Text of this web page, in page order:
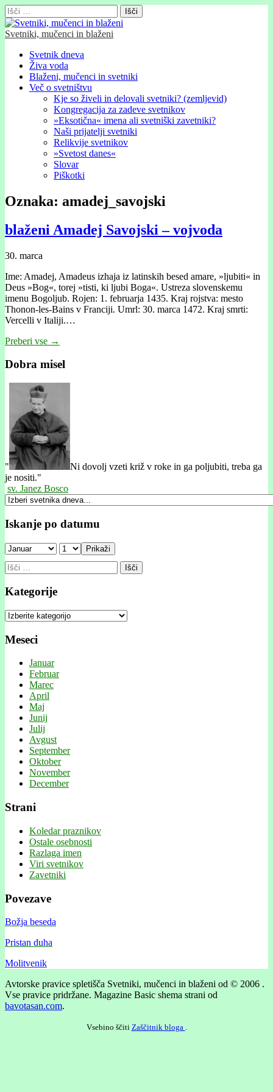
Išči:
Svetniki, mučenci in blaženi
Glavni
meni
Skip
content
Svetnik dneva
Živa voda
Blaženi, mučenci in svetniki
Več o svetništvu
Kje so živeli in delovali svetniki? (zemljevid)
Kongregacija za zadeve svetnikov
»Eksotična« imena ali svetniški zavetniki?
Naši prijatelji svetniki
Relikvije svetnikov
»Svetost danes«
Slovar
Piškotki
Oznaka: amadej_savojski
blaženi Amadej Savojski – vojvoda
30. marca
Ime: Amadej, Amadeus izhaja iz latinskih besed amare, »ljubiti« in
Deus »Bog«, torej »tisti, ki ljubi Boga«. Ustreza slovenskemu
imenu Bogoljub. Rojen: 1. februarja 1435. Kraj rojstva: mesto
Thonon-les-Bains v Franciji. Umrl: 30. marca 1472. Kraj smrti:
Vercelli v Italiji.…
Preberi vse →
Dobra misel
"
Ni dovolj vzeti križ v roke in ga poljubiti, treba ga
je nositi."
sv. Janez Bosco
Iskanje po datumu
Prikaži
Išči:
Kategorije
Kategorije
Meseci
Januar
Februar
Marec
April
Maj
Junij
Julij
Avgust
September
Oktober
November
December
Strani
Koledar praznikov
Ostale osebnosti
Razlaga imen
Viri svetnikov
Zavetniki
Povezave
Božja beseda
Pristan duha
Molitvenik
Avtorske pravice spletišča Svetniki, mučenci in blaženi od © 2006 .
Vse pravice pridržane. Magazine Basic shema strani od
bavotasan.com.
Vsebino ščiti Zaščitnik bloga .